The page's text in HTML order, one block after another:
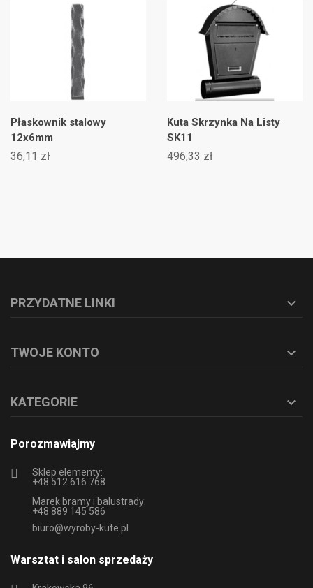
Płaskownik stalowy
12x6mm
36,11 zł
Kuta Skrzynka Na Listy
SK11
496,33 zł
PRZYDATNE LINKI 
TWOJE KONTO 
KATEGORIE 
Porozmawiajmy
Sklep elementy:
+48 512 616 768
Marek bramy i balustrady:
+48 889 145 586
biuro@wyroby-kute.pl
Warsztat i salon sprzedaży